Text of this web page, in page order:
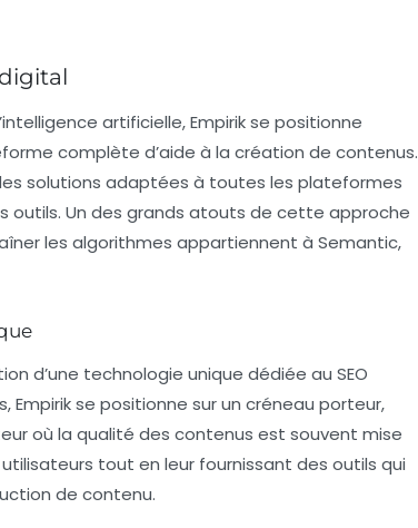
artificielle, Empirik se positionne
complète d’aide à la création de contenus.
solutions adaptées à toutes les plateformes
outils. Un des grands atouts de cette approche
les algorithmes appartiennent à Semantic,
d’une technologie unique dédiée au SEO
se positionne sur un créneau porteur,
où la qualité des contenus est souvent mise
tout en leur fournissant des outils qui
de contenu.